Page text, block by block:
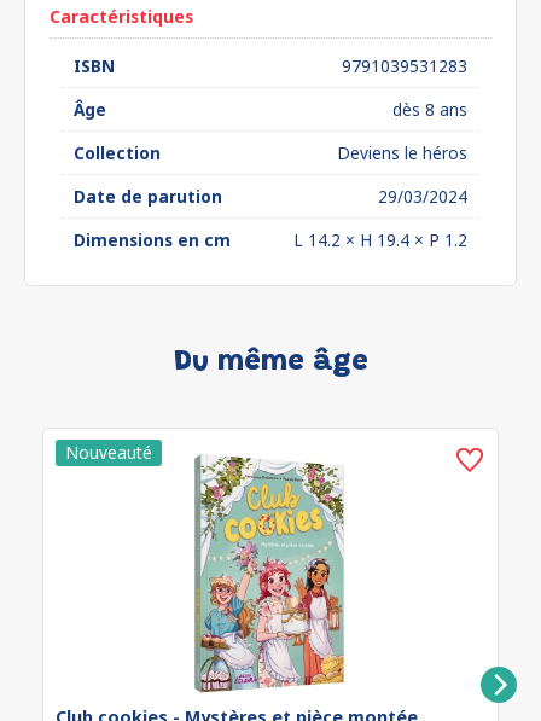
Caractéristiques
ISBN
9791039531283
Âge
dès 8 ans
Collection
Deviens le héros
Date de parution
29/03/2024
Dimensions en cm
L 14.2 × H 19.4 × P 1.2
Du même âge